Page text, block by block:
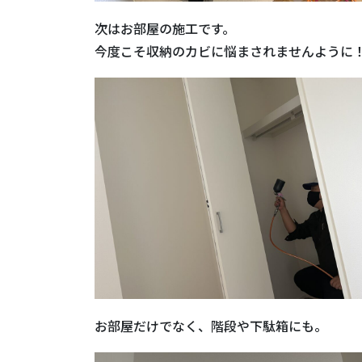
次はお部屋の施工です。
今度こそ収納のカビに悩まされませんように
お部屋だけでなく、階段や下駄箱にも。